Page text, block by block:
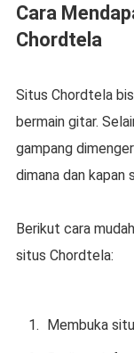
Cara
Chordtela
Situs Chordtela
bermain gitar.
gampang
dimana dan kapan
Berikut cara
situs Chordtela:
Membuka